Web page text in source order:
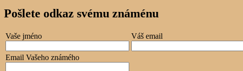
Pošlete odkaz svému známénu
Vaše jméno Váš email
Email Vašeho známého